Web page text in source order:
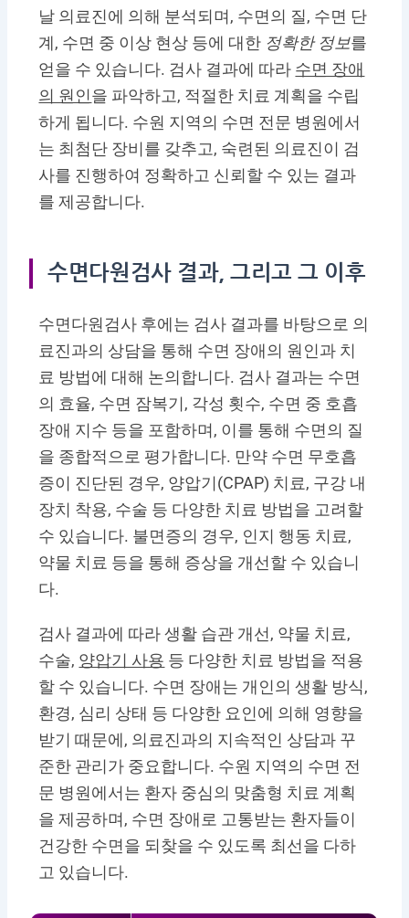
날 의료진에 의해 분석되며, 수면의 질, 수면 단
계, 수면 중 이상 현상 등에 대한 정확한 정보를
얻을 수 있습니다. 검사 결과에 따라 수면 장애
의 원인을 파악하고, 적절한 치료 계획을 수립
하게 됩니다. 수원 지역의 수면 전문 병원에서
는 최첨단 장비를 갖추고, 숙련된 의료진이 검
사를 진행하여 정확하고 신뢰할 수 있는 결과
를 제공합니다.
수면다원검사 결과, 그리고 그 이후
수면다원검사 후에는 검사 결과를 바탕으로 의
료진과의 상담을 통해 수면 장애의 원인과 치
료 방법에 대해 논의합니다. 검사 결과는 수면
의 효율, 수면 잠복기, 각성 횟수, 수면 중 호흡
장애 지수 등을 포함하며, 이를 통해 수면의 질
을 종합적으로 평가합니다. 만약 수면 무호흡
증이 진단된 경우, 양압기(CPAP) 치료, 구강 내
장치 착용, 수술 등 다양한 치료 방법을 고려할
수 있습니다. 불면증의 경우, 인지 행동 치료,
약물 치료 등을 통해 증상을 개선할 수 있습니
다.
검사 결과에 따라 생활 습관 개선, 약물 치료,
수술, 양압기 사용 등 다양한 치료 방법을 적용
할 수 있습니다. 수면 장애는 개인의 생활 방식,
환경, 심리 상태 등 다양한 요인에 의해 영향을
받기 때문에, 의료진과의 지속적인 상담과 꾸
준한 관리가 중요합니다. 수원 지역의 수면 전
문 병원에서는 환자 중심의 맞춤형 치료 계획
을 제공하며, 수면 장애로 고통받는 환자들이
건강한 수면을 되찾을 수 있도록 최선을 다하
고 있습니다.